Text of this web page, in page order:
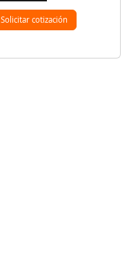
Solicitar cotización